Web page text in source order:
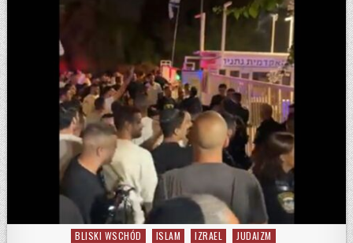
Posted in
BLISKI WSCHÓD ISLAM IZRAEL
JUDAIZM